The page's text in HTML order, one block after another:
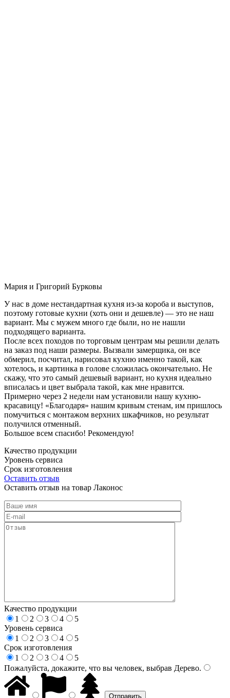
Мария и Григорий Бурковы
У нас в доме нестандартная кухня из-за короба и выступов,
поэтому готовые кухни (хоть они и дешевле) — это не наш
вариант. Мы с мужем много где были, но не нашли
подходящего варианта.
После всех походов по торговым центрам мы решили делать
на заказ под наши размеры. Вызвали замерщика, он все
обмерил, посчитал, нарисовал кухню именно такой, как
хотелось, и картинка в голове сложилась окончательно. Не
скажу, что это самый дешевый вариант, но кухня идеально
вписалась и цвет выбрала такой, как мне нравится.
Примерно через 2 недели нам установили нашу кухню-
красавицу! «Благодаря» нашим кривым стенам, им пришлось
помучиться с монтажом верхних шкафчиков, но результат
получился отменный.
Большое всем спасибо! Рекомендую!
Качество продукции
Уровень сервиса
Срок изготовления
Оставить отзыв
Оставить отзыв на товар Лаконос
Качество продукции
1
2 3 4
5
Уровень сервиса
1
2 3 4
5
Срок изготовления
1
2 3 4
5
Пожалуйста, докажите, что вы человек, выбрав Дерево.